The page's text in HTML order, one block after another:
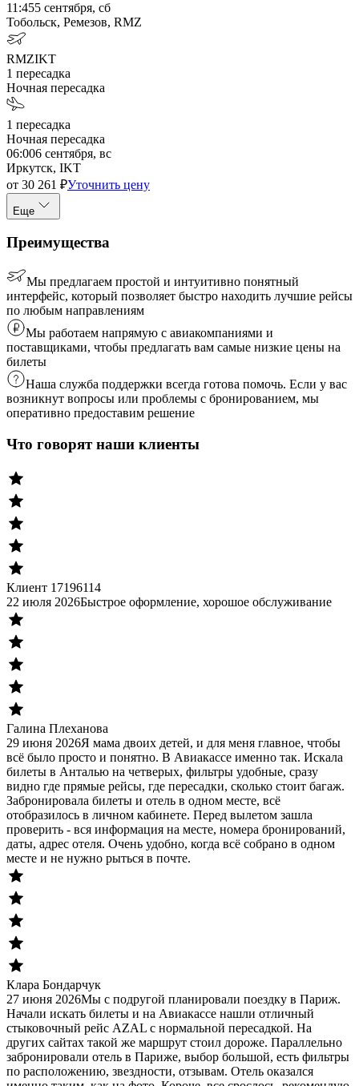
11:455 сентября, сб
Тобольск, Ремезов, RMZ
RMZIKT
1 пересадка
Ночная пересадка
1 пересадка
Ночная пересадка
06:006 сентября, вс
Иркутск, IKT
от 30 261 ₽Уточнить цену
Еще
Преимущества
Мы предлагаем простой и интуитивно понятный
интерфейс, который позволяет быстро находить лучшие рейсы
по любым направлениям
Мы работаем напрямую с авиакомпаниями и
поставщиками, чтобы предлагать вам самые низкие цены на
билеты
Наша служба поддержки всегда готова помочь. Если у вас
возникнут вопросы или проблемы с бронированием, мы
оперативно предоставим решение
Что говорят наши клиенты
Клиент 17196114
22 июля 2026Быстрое оформление, хорошое обслуживание
Галина Плеханова
29 июня 2026Я мама двоих детей, и для меня главное, чтобы
всё было просто и понятно. В Авиакассе именно так. Искала
билеты в Анталью на четверых, фильтры удобные, сразу
видно где прямые рейсы, где пересадки, сколько стоит багаж.
Забронировала билеты и отель в одном месте, всё
отобразилось в личном кабинете. Перед вылетом зашла
проверить - вся информация на месте, номера бронирований,
даты, адрес отеля. Очень удобно, когда всё собрано в одном
месте и не нужно рыться в почте.
Клара Бондарчук
27 июня 2026Мы с подругой планировали поездку в Париж.
Начали искать билеты и на Авиакассе нашли отличный
стыковочный рейс AZAL с нормальной пересадкой. На
других сайтах такой же маршрут стоил дороже. Параллельно
забронировали отель в Париже, выбор большой, есть фильтры
по расположению, звездности, отзывам. Отель оказался